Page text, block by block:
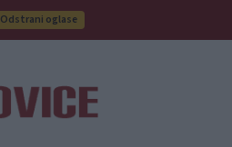
Odstrani oglase